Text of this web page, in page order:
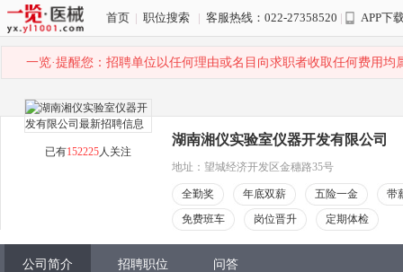
首页 | 职位搜索 | 客服热线：022-27358520 | APP下
一览·提醒您：招聘单位以任何理由或名目向求职者收取任何费用
已有152225人关注
湖南湘仪实验室仪器开发有限公司
地址：望城经济开发区金穗路35号
全勤奖 年底双薪 五险一金
带
免费班车
岗位晋升 定期体检
公司简介 招聘职位 问答